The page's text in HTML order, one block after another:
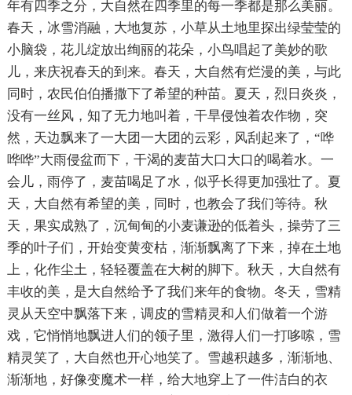
年有四季之分，大自然在四季里的每一季都是那么美丽。
春天，冰雪消融，大地复苏，小草从土地里探出绿莹莹的
小脑袋，花儿绽放出绚丽的花朵，小鸟唱起了美妙的歌
儿，来庆祝春天的到来。春天，大自然有烂漫的美，与此
同时，农民伯伯播撒下了希望的种苗。夏天，烈日炎炎，
没有一丝风，知了无力地叫着，干旱侵蚀着农作物，突
然，天边飘来了一大团一大团的云彩，风刮起来了，“哗
哗哗”大雨侵盆而下，干渴的麦苗大口大口的喝着水。一
会儿，雨停了，麦苗喝足了水，似乎长得更加强壮了。夏
天，大自然有希望的美，同时，也教会了我们等待。秋
天，果实成熟了，沉甸甸的小麦谦逊的低着头，操劳了三
季的叶子们，开始变黄变枯，渐渐飘离了下来，掉在土地
上，化作尘土，轻轻覆盖在大树的脚下。秋天，大自然有
丰收的美，是大自然给予了我们来年的食物。冬天，雪精
灵从天空中飘落下来，调皮的雪精灵和人们做着一个游
戏，它悄悄地飘进人们的领子里，激得人们一打哆嗦，雪
精灵笑了，大自然也开心地笑了。雪越积越多，渐渐地、
渐渐地，好像变魔术一样，给大地穿上了一件洁白的衣